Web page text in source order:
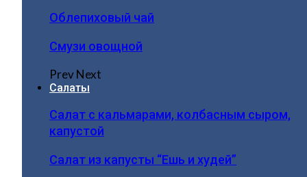
Облепиховый чай
Смузи овощной
PrevNext
Салаты
Салат с кальмарами, колбасным сыром,
капустой
Салат из капусты “Ешь и худей”